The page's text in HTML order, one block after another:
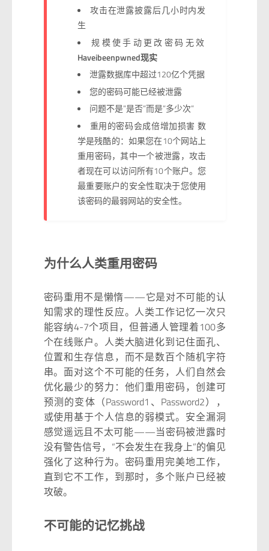
攻击在泄露披露后几小时内发
生
规模使手动更改密码无效
Haveibeenpwned现实
泄露数据库中超过120亿个凭据
您的密码可能已经被泄露
问题不是”是否”而是”多少次”
重用的密码会成倍增加损害 数
学是残酷的：如果您在10个网站上
重用密码，其中一个被泄露，攻击
者现在可以访问所有10个账户。您
最重要账户的安全性取决于您使用
该密码的最弱网站的安全性。
为什么人类重用密码
密码重用不是懒惰——它是对不可能的认
知需求的理性反应。人类工作记忆一次只
能容纳4-7个项目，但普通人管理着100多
个在线账户。人类大脑进化到记住面孔、
位置和生存信息，而不是数百个随机字符
串。面对这个不可能的任务，人们自然会
优化最少的努力：他们重用密码，创建可
预测的变体（Password1、Password2），
或使用基于个人信息的弱模式。安全漏洞
感觉遥远且不太可能——当密码被泄露时
没有警告信号，“不会发生在我身上”的偏见
强化了这种行为。密码重用完美地工作，
直到它不工作，到那时，多个账户已经被
攻破。
不可能的记忆挑战